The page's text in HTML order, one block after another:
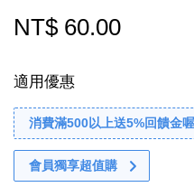
NT$ 60.00
適用優惠
消費滿500以上送5%回饋金喔
會員獨享超值購